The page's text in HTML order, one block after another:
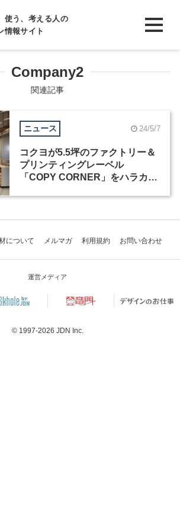
使う、考える人の
情報サイト
Company2
関連記事
ニュース 24/5/7
コクヨが5.5坪のファクトリー＆
プリンティングレーベル
「COPY CORNER」をハラカド
について メルマガ 利用規約 お問い合わせ
運営メディア
© 1997-2026 JDN Inc.